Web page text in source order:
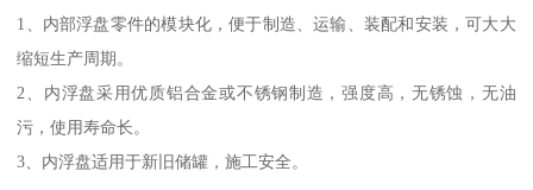
1、内部浮盘零件的模块化，便于制造、运输、装配和安装，可大大
缩短生产周期。
2、内浮盘采用优质铝合金或不锈钢制造，强度高，无锈蚀，无油
污，使用寿命长。
3、内浮盘适用于新旧储罐，施工安全。